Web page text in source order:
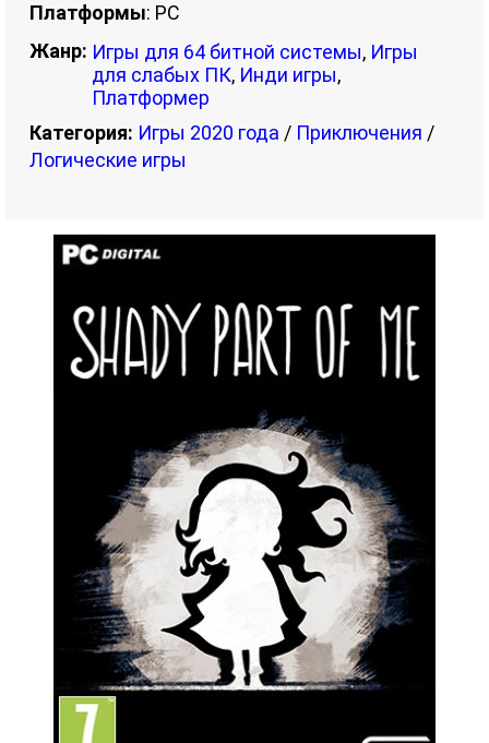
Платформы: PC
Жанр: Игры для 64 битной системы, Игры
для слабых ПК, Инди игры,
Платформер
Категория: Игры 2020 года / Приключения /
Логические игры